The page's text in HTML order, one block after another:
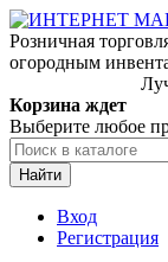
Розничная
огородным
Корзина ждет
Выберите любое
Найти
Вход
Регистрация